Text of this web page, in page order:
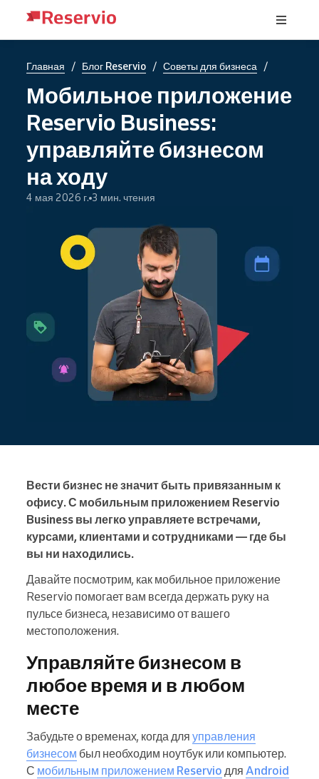
Главная / Блог Reservio / Советы для бизнеса /
Мобильное приложение
Reservio Business:
управляйте бизнесом
на ходу
4 мая 2026 г. 3 мин. чтения
Вести бизнес не значит быть привязанным к
офису. С мобильным приложением Reservio
Business вы легко управляете встречами,
курсами, клиентами и сотрудниками — где бы
вы ни находились.
Давайте посмотрим, как мобильное приложение
Reservio помогает вам всегда держать руку на
пульсе бизнеса, независимо от вашего
местоположения.
Управляйте бизнесом в
любое время и в любом
месте
Забудьте о временах, когда для управления
бизнесом был необходим ноутбук или компьютер.
С мобильным приложением Reservio для Android